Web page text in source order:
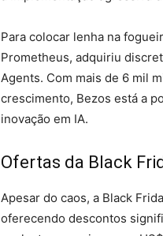
Para colocar lenha na
Prometheus, adquiriu
Agents. Com mais de 6 mil
crescimento, Bezos está a
inovação em IA.
Ofertas da Black
Apesar do caos, a Black
oferecendo descontos